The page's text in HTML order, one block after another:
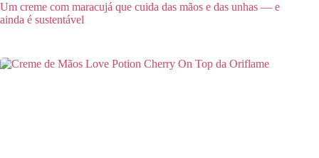
Um creme com maracujá que cuida das mãos e das unhas — e
ainda é sustentável